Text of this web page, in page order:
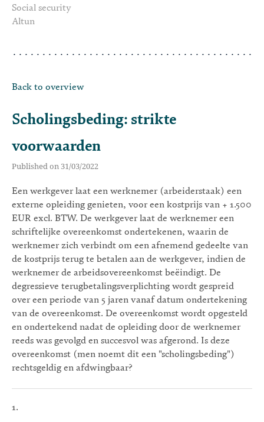
Social security
Altun
Back to overview
Scholingsbeding: strikte
voorwaarden
Published on 31/03/2022
Een werkgever laat een werknemer (arbeiderstaak) een
externe opleiding genieten, voor een kostprijs van + 1.500
EUR excl. BTW. De werkgever laat de werknemer een
schriftelijke overeenkomst ondertekenen, waarin de
werknemer zich verbindt om een afnemend gedeelte van
de kostprijs terug te betalen aan de werkgever, indien de
werknemer de arbeidsovereenkomst beëindigt. De
degressieve terugbetalingsverplichting wordt gespreid
over een periode van 5 jaren vanaf datum ondertekening
van de overeenkomst. De overeenkomst wordt opgesteld
en ondertekend nadat de opleiding door de werknemer
reeds was gevolgd en succesvol was afgerond. Is deze
overeenkomst (men noemt dit een "scholingsbeding")
rechtsgeldig en afdwingbaar?
1.